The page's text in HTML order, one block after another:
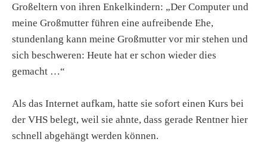
Großeltern von ihren Enkelkindern: „Der Computer und
meine Großmutter führen eine aufreibende Ehe,
stundenlang kann meine Großmutter vor mir stehen und
sich beschweren: Heute hat er schon wieder dies
gemacht …“
Als das Internet aufkam, hatte sie sofort einen Kurs bei
der VHS belegt, weil sie ahnte, dass gerade Rentner hier
schnell abgehängt werden können.